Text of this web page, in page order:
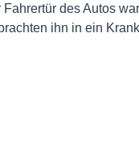
des Autos
ihn in ein